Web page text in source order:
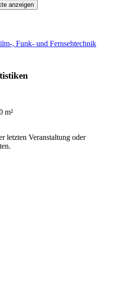
anzeigen
, Funk- und Fernsehtechnik
m²
letzten Veranstaltung oder